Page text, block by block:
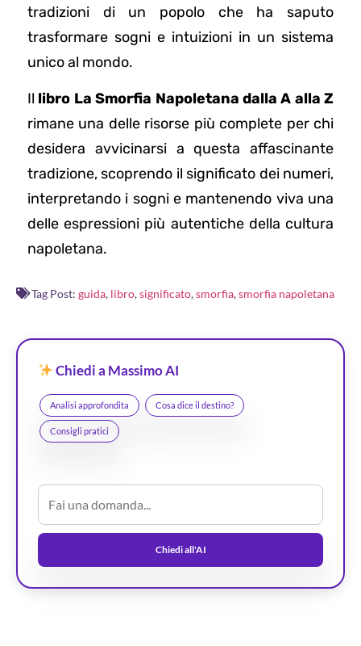
tradizioni di un popolo che ha saputo
trasformare sogni e intuizioni in un sistema
unico al mondo.
Il libro La Smorfia Napoletana dalla A alla Z
rimane una delle risorse più complete per chi
desidera avvicinarsi a questa affascinante
tradizione, scoprendo il significato dei numeri,
interpretando i sogni e mantenendo viva una
delle espressioni più autentiche della cultura
napoletana.
Tag Post: guida, libro,significato,smorfia,smorfia napoletana
Chiedi a Massimo AI
Analisi approfondita Cosa dice il destino?
Consigli pratici
Chiedi all'AI